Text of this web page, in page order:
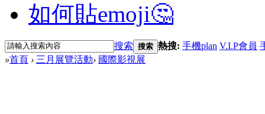
如何貼emoji🤔
搜索 搜索 熱搜: 手機plan V.I.P會員
»首頁 › 三月展覽活動› 國際影視展